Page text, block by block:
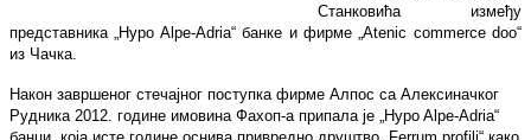
Станковића између
представника „Hypo Alpe-Adria“ банке и фирме „Atenic commerce doo“
из Чачка.
Након завршеног стечајног поступка фирме Алпос са Алексиначког
Рудника 2012. године имовина Фахоп-а припала је „Hypo Alpe-Adria“